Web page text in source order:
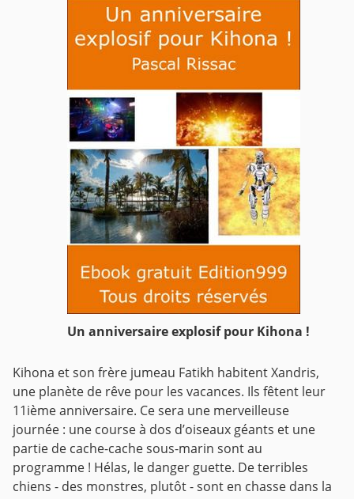
Un anniversaire explosif pour Kihona !
Kihona et son frère jumeau Fatikh habitent Xandris,
une planète de rêve pour les vacances. Ils fêtent leur
11ième anniversaire. Ce sera une merveilleuse
journée : une course à dos d’oiseaux géants et une
partie de cache-cache sous-marin sont au
programme ! Hélas, le danger guette. De terribles
chiens - des monstres, plutôt - sont en chasse dans la